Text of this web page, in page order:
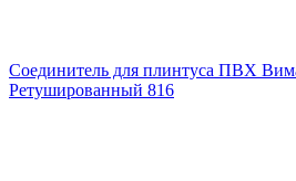
Соединитель для плинтуса ПВХ
Ретушированный 816